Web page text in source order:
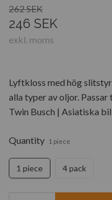
262 SEK
246 SEK
exkl. moms
Lyftkloss med hög
alla typer av oljor. Passar
Twin Busch | Asiatiska
Quantity 1 piece
1 piece 4 pack